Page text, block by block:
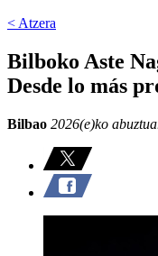
< Atzera
Bilboko Aste
Desde lo más
Bilbao 2026(e)ko